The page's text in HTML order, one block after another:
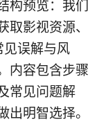
构预览：我们
影视资源、
见误解与风
内容包含步骤
常见问题解
明智选择。